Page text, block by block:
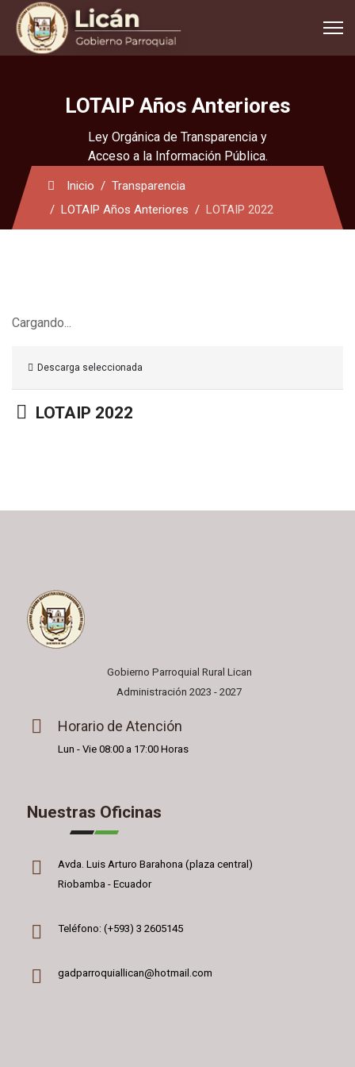
LOTAIP Años Anteriores
Ley Orgánica de Transparencia y
Acceso a la Información Pública.
Inicio
Transparencia
LOTAIP Años Anteriores
LOTAIP 2022
Cargando...
Descarga seleccionada
Carpeta
LOTAIP 2022
Gobierno Parroquial Rural Lican
Administración 2023 - 2027
Horario de Atención
Lun - Vie 08:00 a 17:00 Horas
Nuestras Oficinas
Avda. Luis Arturo Barahona (plaza central)
Riobamba - Ecuador
Teléfono: (+593) 3 2605145
gadparroquiallican@hotmail.com